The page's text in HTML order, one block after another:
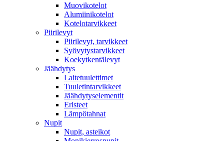
Muovikotelot
Alumiinikotelot
Kotelotarvikkeet
Piirilevyt
Piirilevyt, tarvikkeet
Syövytystarvikkeet
Koekytkentälevyt
Jäähdytys
Laitetuulettimet
Tuuletintarvikkeet
Jäähdytyselementit
Eristeet
Lämpötahnat
Nupit
Nupit, asteikot